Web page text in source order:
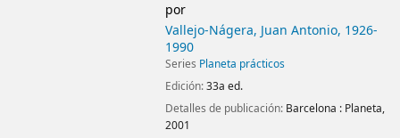
por
Vallejo-Nágera, Juan Antonio, 1926-
1990
Series Planeta prácticos
Edición:33a ed.
Detalles de publicación: Barcelona : Planeta,
2001